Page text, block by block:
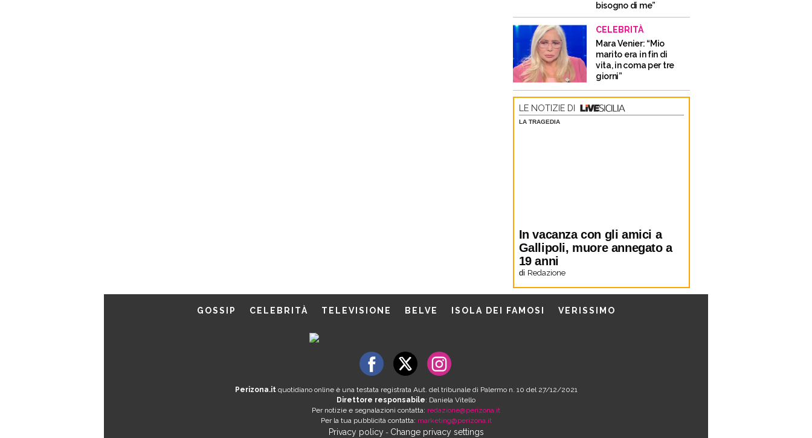
bisogno di me”
CELEBRITÀ
Mara Venier: “Mio
marito era in fin di
vita, in coma per tre
giorni”
LE NOTIZIE DI
LA TRAGEDIA
In vacanza con gli amici a
Gallipoli, muore annegato a
19 anni
di Redazione
GOSSIP CELEBRITÀ TELEVISIONE BELVE ISOLA DEI FAMOSI VERISSIMO
Perizona.itquotidiano online è una testata registrata Aut. del tribunale di Palermo n. 10 del 27/12/2021
Direttore responsabile: Daniela Vitello
Per notizie e segnalazioni contatta: redazione@perizona.it
Per la tua pubblicità contatta: marketing@perizona.it
Privacy policy- Change privacy settings